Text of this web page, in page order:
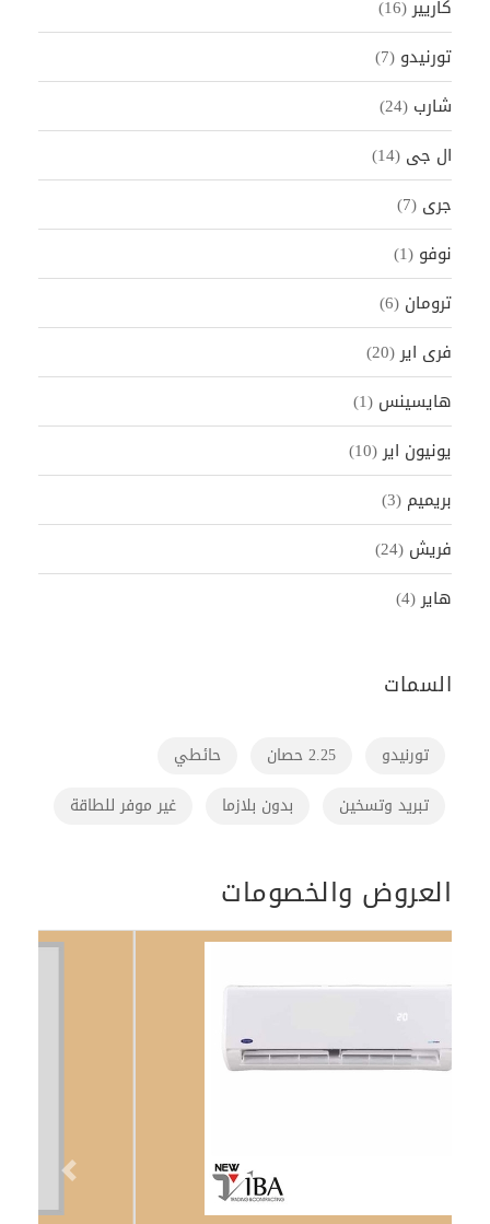
كاريير(16)
تورنيدو (7)
شارب (24)
ال جى (14)
جرى (7)
نوفو (1)
ترومان (6)
فرى اير(20)
هايسينس (1)
يونيون اير(10)
بريميم (3)
فريش (24)
هاير(4)
السمات
تورنيدو 2.25 حصان
حائطي
تبريد وتسخين
بدون بلازما غير موفر للطاقة
العروض والخصومات
Previous